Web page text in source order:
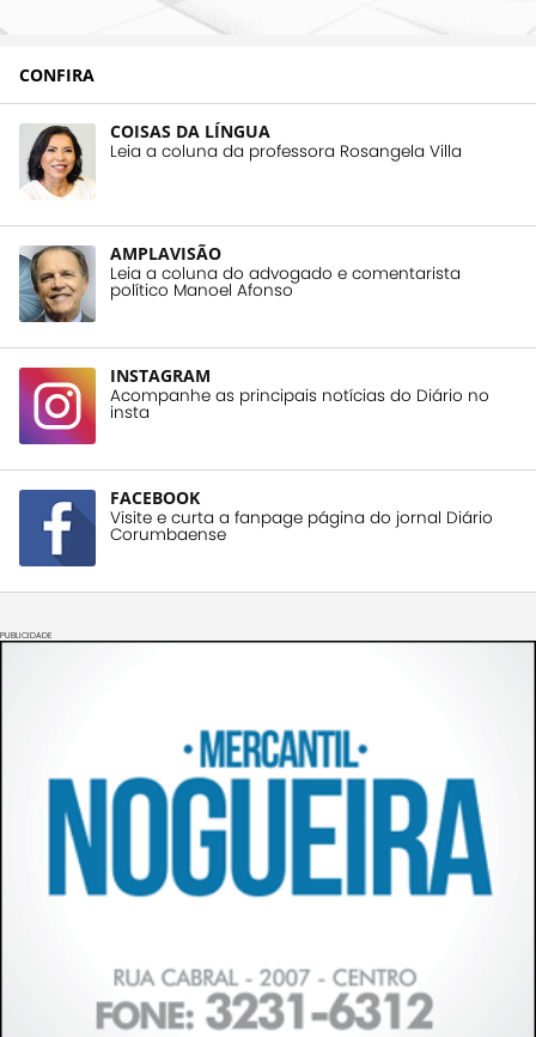
CONFIRA
COISAS DA LÍNGUA
Leia a coluna da professora Rosangela Villa
AMPLAVISÃO
Leia a coluna do advogado e comentarista
político Manoel Afonso
INSTAGRAM
Acompanhe as principais notícias do Diário no
insta
FACEBOOK
Visite e curta a fanpage página do jornal Diário
Corumbaense
PUBLICIDADE